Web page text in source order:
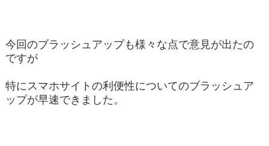
今回のブラッシュアップも様々な点で意見が出たの
ですが
特にスマホサイトの利便性についてのブラッシュア
ップが早速できました。